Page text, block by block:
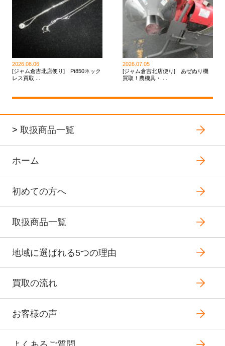
2026.08.06
[ジャム倉吉北店便り] Pt850ネック
レス買取 ...
2026.07.05
[ジャム倉吉北店便り] あぜぬり機
買取！農機具・ ...
> 取扱商品一覧
ホーム
初めての方へ
取扱商品一覧
地域に選ばれる5つの理由
買取の流れ
お客様の声